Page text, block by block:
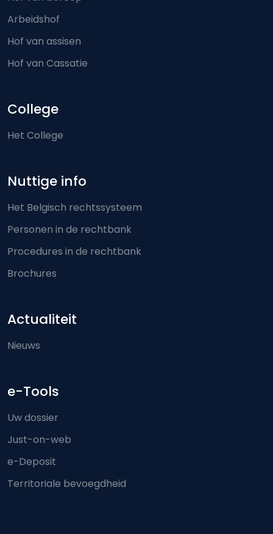
Arbeidshof
Hof van assisen
Hof van Cassatie
College
Het College
Nuttige info
Het Belgisch rechtssysteem
Personen in de rechtbank
Procedures in de rechtbank
Brochures
Actualiteit
Nieuws
e-Tools
Uw dossier
Just-on-web
e-Deposit
Territoriale bevoegdheid